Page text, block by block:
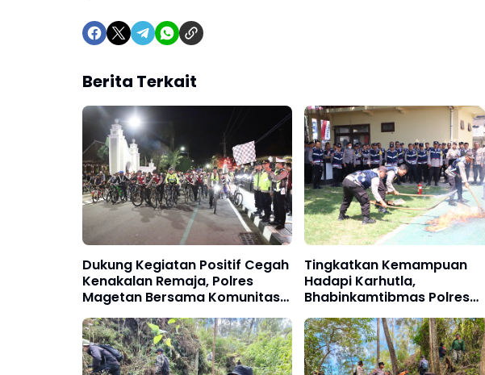
Berita Terkait
Dukung Kegiatan Positif Cegah
Kenakalan Remaja, Polres
Magetan Bersama Komunitas
Gowes Malam
Tingkatkan Kemampuan
Hadapi Karhutla,
Bhabinkamtibmas Polres
Magetan Digembleng BPBD
Kuasai Teknik Penanganan
Kebakaran